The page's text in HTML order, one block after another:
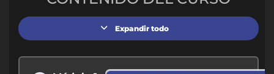
Expandir todo